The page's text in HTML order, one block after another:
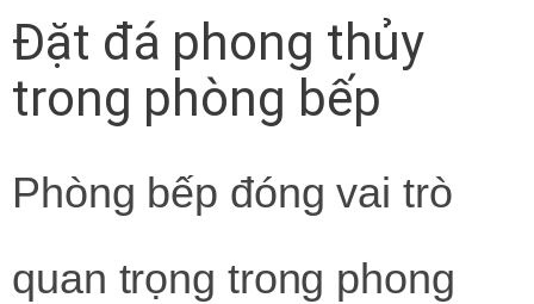
Đặt đá phong thủy
trong phòng bếp
Phòng bếp đóng vai trò
quan trọng trong phong